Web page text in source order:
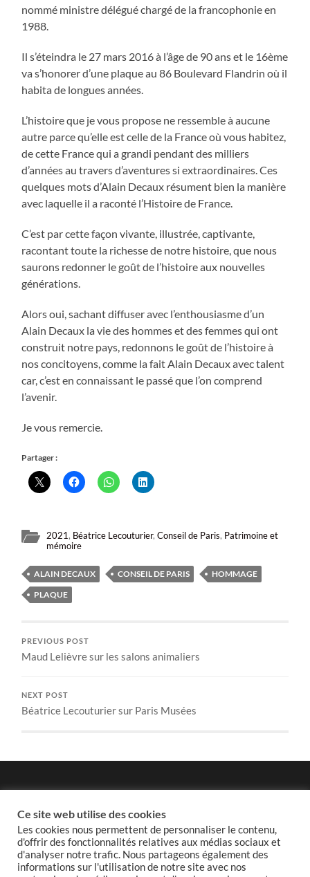
nommé ministre délégué chargé de la francophonie en
1988.
Il s’éteindra le 27 mars 2016 à l’âge de 90 ans et le 16ème
va s’honorer d’une plaque au 86 Boulevard Flandrin où il
habita de longues années.
L’histoire que je vous propose ne ressemble à aucune
autre parce qu’elle est celle de la France où vous habitez,
de cette France qui a grandi pendant des milliers
d’années au travers d’aventures si extraordinaires. Ces
quelques mots d’Alain Decaux résument bien la manière
avec laquelle il a raconté l’Histoire de France.
C’est par cette façon vivante, illustrée, captivante,
racontant toute la richesse de notre histoire, que nous
saurons redonner le goût de l’histoire aux nouvelles
générations.
Alors oui, sachant diffuser avec l’enthousiasme d’un
Alain Decaux la vie des hommes et des femmes qui ont
construit notre pays, redonnons le goût de l’histoire à
nos concitoyens, comme la fait Alain Decaux avec talent
car, c’est en connaissant le passé que l’on comprend
l’avenir.
Je vous remercie.
Partager :
2021, Béatrice Lecouturier,Conseil de Paris, Patrimoine et
mémoire
ALAIN DECAUX CONSEIL DE PARIS
HOMMAGE
PLAQUE
PREVIOUS POST
Maud Lelièvre sur les salons animaliers
NEXT POST
Béatrice Lecouturier sur Paris Musées
Politique de cookies
Ce site web utilise des cookies
Les cookies nous permettent de personnaliser le contenu,
d'offrir des fonctionnalités relatives aux médias sociaux et
d'analyser notre trafic. Nous partageons également des
informations sur l'utilisation de notre site avec nos